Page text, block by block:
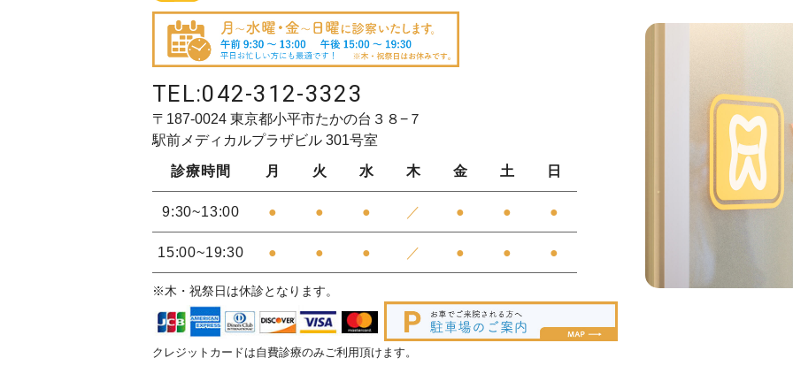
TEL:042-312-3323
〒187-0024 東京都小平市たかの台３８−７
駅前メディカルプラザビル 301号室
診療時間 月 火 水 木 金 土 日
9:30~13:00 ● ● ● ／ ● ● ●
15:00~19:30 ● ● ● ／ ● ● ●
※木・祝祭日は休診となります。
クレジットカードは自費診療のみご利用頂けます。